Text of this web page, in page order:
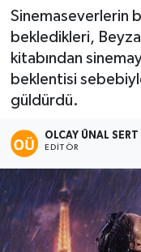
Sinemaseverlerin
bekledikleri,
kitabından
beklentisi
güldürdü.
OLCAY ÜNAL SERT
EDITÖR
Son Dakika
Haber Arşivi